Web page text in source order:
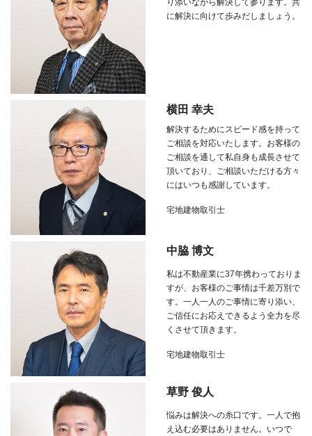
り添いながら解決して参ります。共
に解決に向けて歩みだしましょう。
横田 幸夫
解決するためにスピード感を持って
ご相談を対応いたします。お客様の
ご相談を通して私自身も成長させて
頂いており、ご相談いただける方々
にはいつも感謝しています。
宅地建物取引士
中脇 博文
私は不動産業に37年携わっておりま
すが、お客様のご事情は千差万別で
す。一人一人のご事情に寄り添い、
ご信任にお応えできるよう全力を尽
くさせて頂きます。
宅地建物取引士
草野 俊人
悩みは解決への糸口です。一人で抱
え込む必要はありません。いつで